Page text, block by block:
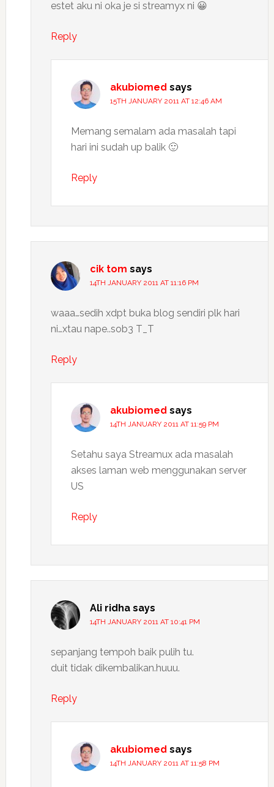
estet aku ni oka je si streamyx ni 😀
Reply
akubiomed says
15TH JANUARY 2011 AT 12:46 AM
Memang semalam ada masalah tapi
hari ini sudah up balik 🙂
Reply
cik tom says
14TH JANUARY 2011 AT 11:16 PM
waaa…sedih xdpt buka blog sendiri plk hari
ni…xtau nape..sob3 T_T
Reply
akubiomed says
14TH JANUARY 2011 AT 11:59 PM
Setahu saya Streamux ada masalah
akses laman web menggunakan server
US
Reply
Ali ridha says
14TH JANUARY 2011 AT 10:41 PM
sepanjang tempoh baik pulih tu.
duit tidak dikembalikan.huuu.
Reply
akubiomed says
14TH JANUARY 2011 AT 11:58 PM